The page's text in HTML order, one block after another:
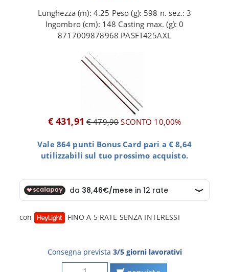
Lunghezza (m): 4.25 Peso (g): 598 n. sez.: 3
Ingombro (cm): 148 Casting max. (g): 0
8717009878968 PASFT425AXL
€ 431,91 € 479,90SCONTO 10,00%
Vale 864 punti Bonus Card pari a € 8,64
utilizzabili sul tuo prossimo acquisto.
con FINO A 5 RATE SENZA INTERESSI
Consegna prevista 3/5 giorni lavorativi